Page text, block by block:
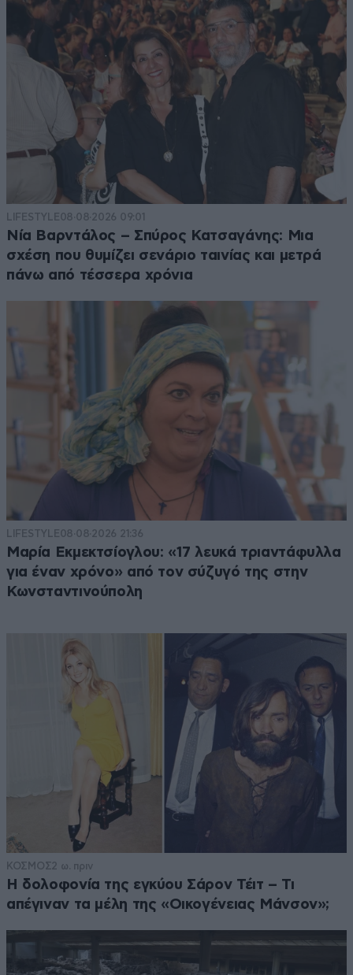
LIFESTYLE08·08·2026 09:01
Νία Βαρντάλος – Σπύρος Κατσαγάνης: Μια
σχέση που θυμίζει σενάριο ταινίας και μετρά
πάνω από τέσσερα χρόνια
LIFESTYLE08·08·2026 21:36
Μαρία Εκμεκτσίογλου: «17 λευκά τριαντάφυλλα
για έναν χρόνο» από τον σύζυγό της στην
Κωνσταντινούπολη
ΚΟΣΜΟΣ2 ω. πριν
Η δολοφονία της εγκύου Σάρον Τέιτ – Τι
απέγιναν τα μέλη της «Οικογένειας Μάνσον»;